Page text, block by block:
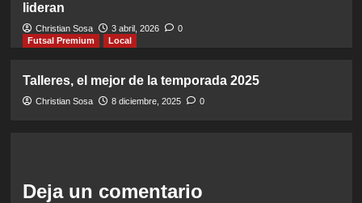
lideran
Christian Sosa 3 abril, 2026
0
Futsal Premium
Local
Talleres, el mejor de la temporada 2025
Christian Sosa 8 diciembre, 2025 0
Deja un comentario